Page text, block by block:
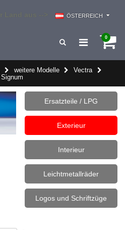
ÖSTERREICH
0
weitere Modelle
Vectra
Signum
Ersatzteile / LPG
Exterieur
Interieur
Leichtmetallräder
Logos und Schriftzüge